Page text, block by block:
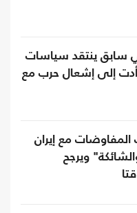
سابق ينتقد سياسات
أدت إلى إشعال حرب مع
مع إيران
ويرجح